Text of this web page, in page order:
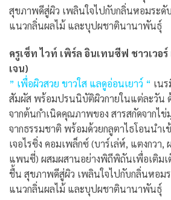
สุขภาพดีสู่ผิว เพลินใจไปกับกลิ่นหอมระดั
แนวกลิ่นผลไม้ และบุปผชาตินานาพันธุ์
ครูเซ็ท ไวท์ เพิร์ล อินเทนซีฟ ชาวเวอ
เจน)
” เพื่อผิวสวย ขาวใส แลดูอ่อนเยาว์ “ เน
สัมผัส พร้อมปรนนิบัติผิวกายในแต่ละวัน
จากต้นกำเนิดคุณภาพของ สารสกัดจากไข่
จากธรรมชาติ พร้อมด้วยกลูตาไธโอนนำ
เจอไรซิ่ง คอมเพล็กซ์ (บาร์เล่ห์, แตงกวา
แพนซี่) ผสมผสานอย่างพิถีพิถันเพื่อเติมเ
ชื้น สุขภาพดีสู่ผิว เพลินใจไปกับกลิ่นหอม
แนวกลิ่นผลไม้ และบุปผชาตินานาพันธุ์